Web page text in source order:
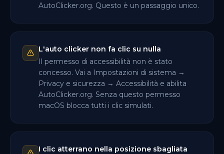
AutoClicker.org. Questo è un passaggio unico.
L'auto clicker non fa clic su nulla
Il permesso di accessibilità non è stato
concesso. Vai a Impostazioni di sistema →
Privacy e sicurezza → Accessibilità e abilita
AutoClicker.org. Senza questo permesso
macOS blocca tutti i clic simulati.
I clic atterrano nella posizione sbagliata